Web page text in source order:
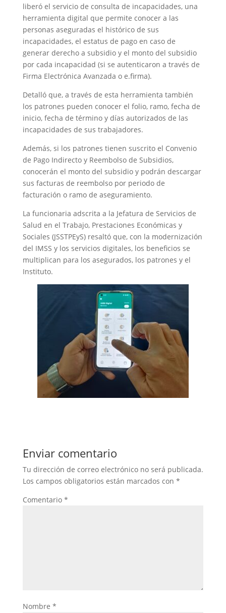
liberó el servicio de consulta de incapacidades, una
herramienta digital que permite conocer a las
personas aseguradas el histórico de sus
incapacidades, el estatus de pago en caso de
generar derecho a subsidio y el monto del subsidio
por cada incapacidad (si se autenticaron a través de
Firma Electrónica Avanzada o e.firma).
Detalló que, a través de esta herramienta también
los patrones pueden conocer el folio, ramo, fecha de
inicio, fecha de término y días autorizados de las
incapacidades de sus trabajadores.
Además, si los patrones tienen suscrito el Convenio
de Pago Indirecto y Reembolso de Subsidios,
conocerán el monto del subsidio y podrán descargar
sus facturas de reembolso por periodo de
facturación o ramo de aseguramiento.
La funcionaria adscrita a la Jefatura de Servicios de
Salud en el Trabajo, Prestaciones Económicas y
Sociales (JSSTPEyS) resaltó que, con la modernización
del IMSS y los servicios digitales, los beneficios se
multiplican para los asegurados, los patrones y el
Instituto.
Enviar comentario
Tu dirección de correo electrónico no será publicada.
Los campos obligatorios están marcados con *
Comentario *
Nombre *